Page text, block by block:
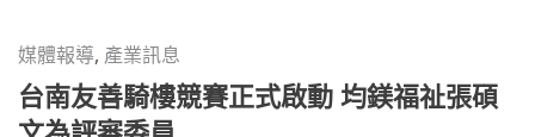
媒體報導, 產業訊息
台南友善騎樓競賽正式啟動 均鎂福祉張碩